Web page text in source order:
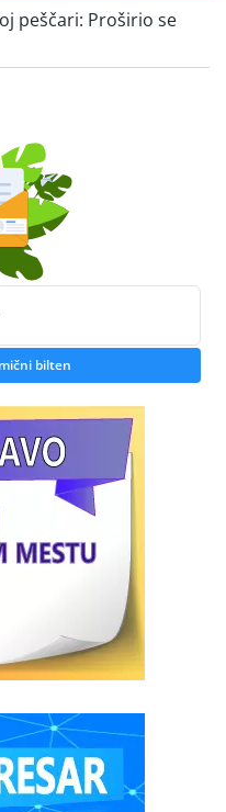
peščari: Proširio se
bilten